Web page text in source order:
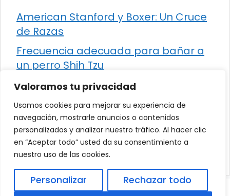
Valoramos tu privacidad
Usamos cookies para mejorar su experiencia de
navegación, mostrarle anuncios o contenidos
personalizados y analizar nuestro tráfico. Al hacer clic
en “Aceptar todo” usted da su consentimiento a
nuestro uso de las cookies.
Personalizar Rechazar todo
American Stanford y Boxer: Un Cruce
de Razas
Frecuencia adecuada para bañar a
un perro Shih Tzu
Comparación entre Apache Storm y
Spark Streaming
Cómo detener la diarrea en un gato
¿Los frutos rojos son seguros para
que los perros los consuman?